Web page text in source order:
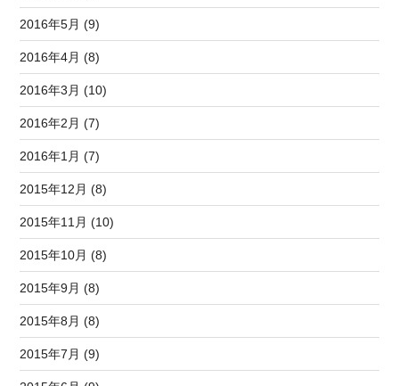
2016年5月 (9)
2016年4月 (8)
2016年3月 (10)
2016年2月 (7)
2016年1月 (7)
2015年12月 (8)
2015年11月 (10)
2015年10月 (8)
2015年9月 (8)
2015年8月 (8)
2015年7月 (9)